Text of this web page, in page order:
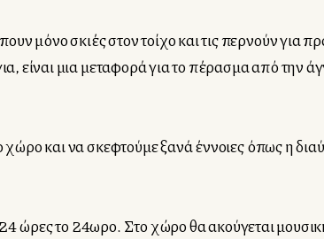
μόνο σκιές στον τοίχο και τις περνούν για
είναι μια μεταφορά για το πέρασμα από την
και να σκεφτούμε ξανά έννοιες όπως η
ώρες το 24ωρο. Στο χώρο θα ακούγεται